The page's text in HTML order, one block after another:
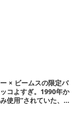
× ビームスの限定バ
コよすぎ。1990年か
使用”されていた、紫